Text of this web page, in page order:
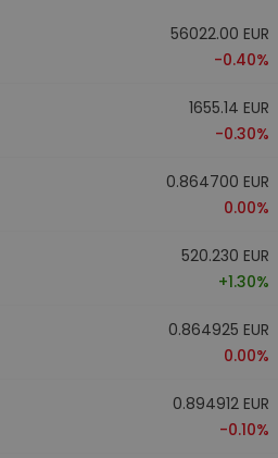
56022.00 EUR
-0.40%
1655.14 EUR
-0.30%
0.864700 EUR
0.00%
520.230 EUR
+1.30%
0.864925 EUR
0.00%
0.894912 EUR
-0.10%